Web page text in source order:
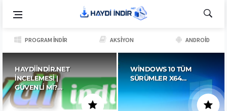
PROGRAM İNDIR AKSIYON ANDROID
HAYDIINDIR.NET
İNCELEMESI |
GÜVENLI MI?…
WINDOWS 10 TÜM
SÜRÜMLER X64…